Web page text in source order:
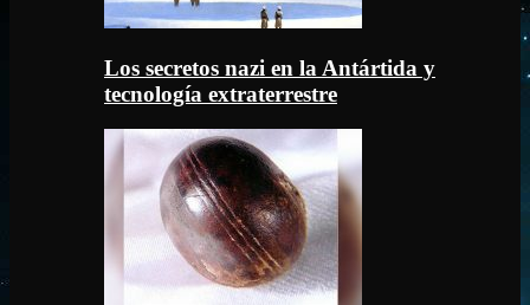
Los secretos nazi en la Antártida y
tecnología extraterrestre